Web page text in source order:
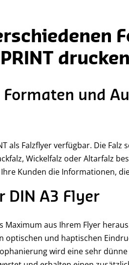
drucken
Formaten und
als Falzflyer verfügbar. Die
Wickelfalz oder Altarfalz
Kunden die Informationen,
DIN A3 Flyer
aus Ihrem Flyer
optischen und haptischen
wird eine sehr